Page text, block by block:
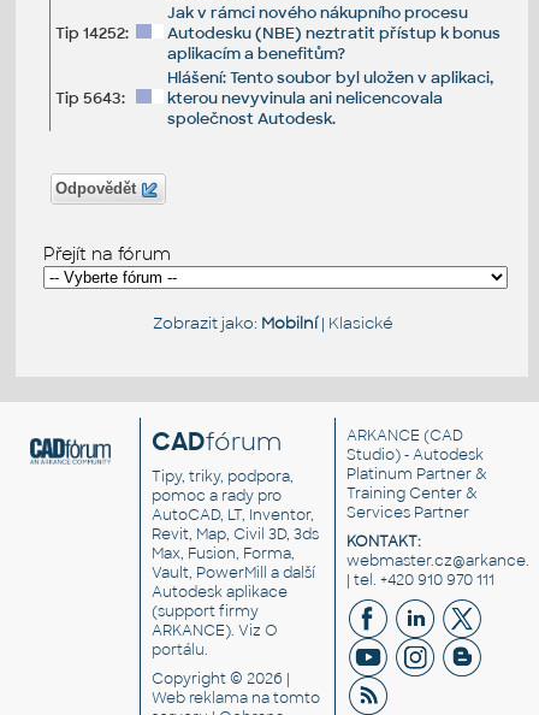
Tip 14252:
Jak v rámci nového nákupního procesu
Autodesku (NBE) neztratit přístup k bonus
aplikacím a benefitům?
Tip 5643:
Hlášení: Tento soubor byl uložen v aplikaci,
kterou nevyvinula ani nelicencovala
společnost Autodesk.
Odpovědět
Přejít na fórum
Zobrazit jako: Mobilní| Klasické
CADfórum
Tipy, triky, podpora,
pomoc a rady pro
AutoCAD, LT, Inventor,
Revit, Map, Civil 3D, 3ds
Max, Fusion, Forma,
Vault, PowerMill a další
Autodesk aplikace
(support firmy
ARKANCE). VizO
portálu.
Copyright © 2026 |
Web reklama na tomto
ARKANCE (CAD
Studio) - Autodesk
Platinum Partner &
Training Center &
Services Partner
KONTAKT:
| tel. +420 910 970 111